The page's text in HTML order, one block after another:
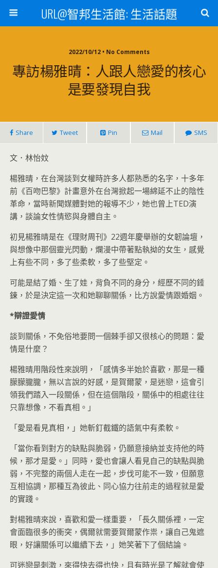
URL@智邦生活館: 生活話題
2022/10/12 • No Comments
專訪楊雅晴：人跟人戀愛的核心
是要發現自我
Share Tweet Pin Mail SMS
文．林怡妏
楊雅晴，在台灣談到女權時許多人都熟悉的名字，十多年
前《百吻巴黎》計畫意外在台灣掀起一場綿延不止的陰性
革命，當時新聞媒體對她的報導不少，她也曾上TED演
講，談論女性情慾與身體自主。
初見楊雅晴是在《理財周刊》22週年慶舉辦的女韌論壇，
與想像中那個靈光閃動，爛漫中帶著點執拗的女生，感覺
上有些不同，多了些柔軟，多了些堅定。
可能是結了婚、生了娃，背負不同的身分，經歷不同的錘
鍊，於是決定這一次和她聊聊關係，比方說愛情跟婚姻。
*辯證愛情
談到關係，不免俗地要問一個棘手卻又很核心的問題：愛
情是什麼？
楊雅晴用階段性來說明，「感情多半始於喜歡，那是一種
朦朦朧朧，無以言說的好感，是賀爾蒙，是迷戀，這會引
領我們踏入一段關係，但在這個階段，關係中的相處往往
只靠想像，不看真相。」
「愛是看見真相，」她斬釘截鐵的語氣中有柔軟。
「當你看到對方的缺點與脆弱，仍願意接納並支持他的時
候，那才是愛。」同時，愛也會讓人看見自己的缺點與脆
弱，不完整的兩個人走在一起，步伐可能不一致，但願意
互相協調，那種互為彼此、同心協力往前走的過程就是愛
的實踐。
對楊雅晴來說，喜歡和愛一樣重要，「長久關係裡，一定
會面臨很多的衝突，偶爾就需要賀爾蒙作祟，讓自己鬼遮
眼，好讓關係可以繼續下去，」她笑著下了個結論。
可迷戀是刺激，來得快去得也快，且有時光是了解就會使